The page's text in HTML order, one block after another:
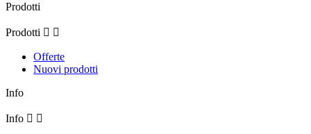
Prodotti
Prodotti  
Offerte
Nuovi prodotti
Info
Info  